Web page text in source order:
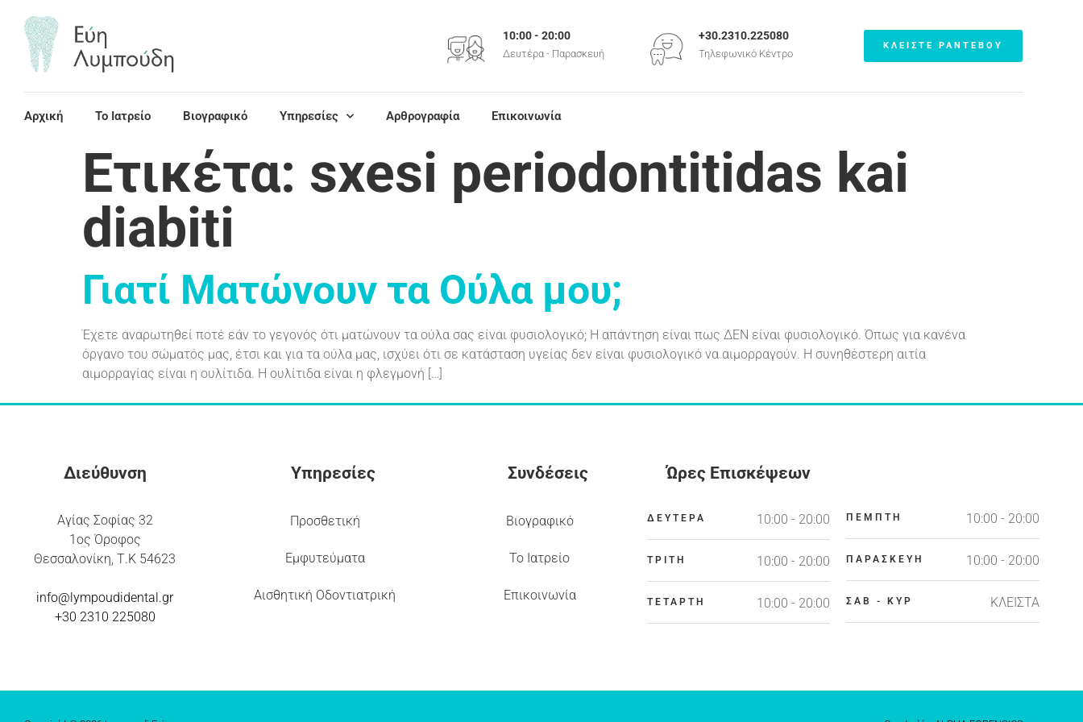
περιεχόμενο
10:00 - 20:00
Δευτέρα - Παρασκευή
+30.2310.225080
Τηλεφωνικό Κέντρο
ΚΛΕΙΣΤΕ ΡΑΝΤΕΒΟΥ
Αρχική Το Ιατρείο Βιογραφικό Υπηρεσίες Αρθρογραφία Επικοινωνία
Ετικέτα: sxesi periodontitidas kai
diabiti
Γιατί Ματώνουν τα Ούλα μου;
Έχετε αναρωτηθεί ποτέ εάν το γεγονός ότι ματώνουν τα ούλα σας είναι φυσιολογικό; Η απάντηση είναι πως ΔΕΝ είναι φυσιολογικό. Όπως για κανένα
όργανο του σώματός μας, έτσι και για τα ούλα μας, ισχύει ότι σε κατάσταση υγείας δεν είναι φυσιολογικό να αιμορραγούν. Η συνηθέστερη αιτία
αιμορραγίας είναι η ουλίτιδα. Η ουλίτιδα είναι η φλεγμονή […]
Διεύθυνση
Αγίας Σοφίας 32
1ος Όροφος
Θεσσαλονίκη, Τ.Κ 54623
info@lympoudidental.gr
+30 2310 225080
Υπηρεσίες
Προσθετική
Εμφυτεύματα
Αισθητική Οδοντιατρική
Συνδέσεις
Βιογραφικό
Το Ιατρείο
Επικοινωνία
Ώρες Επισκέψεων
ΔΕΥΤΕΡΑ 10:00 - 20:00
ΤΡΙΤΗ 10:00 - 20:00
ΤΕΤΑΡΤΗ 10:00 - 20:00
ΠΕΜΠΤΗ 10:00 - 20:00
ΠΑΡΑΣΚΕΥΗ 10:00 - 20:00
ΣΑΒ - ΚΥΡ ΚΛΕΙΣΤΑ